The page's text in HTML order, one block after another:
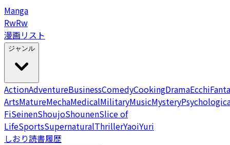
Manga
RwRw
漫画リスト
ジャンル
ActionAdventureBusinessComedyCookingDramaEcchi
ArtsMatureMechaMedicalMilitaryMusicMystery
FiSeinenShoujoShounenSlice of
LifeSportsSupernaturalThrillerYaoiYuri
しおり読書履歴